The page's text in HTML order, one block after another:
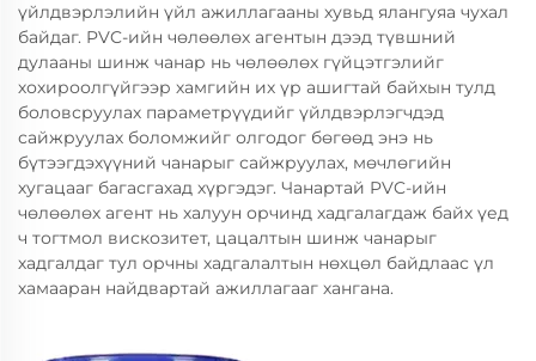
үйлдвэрлэлийн үйл ажиллагааны хувьд ялангуяа чухал
байдаг. PVC-ийн чөлөөлөх агентын дээд түвшний
дулааны шинж чанар нь чөлөөлөх гүйцэтгэлийг
хохироолгүйгээр хамгийн их үр ашигтай байхын тулд
боловсруулах параметрүүдийг үйлдвэрлэгчдэд
сайжруулах боломжийг олгодог бөгөөд энэ нь
бүтээгдэхүүний чанарыг сайжруулах, мөчлөгийн
хугацааг багасгахад хүргэдэг. Чанартай PVC-ийн
чөлөөлөх агент нь халуун орчинд хадгалагдаж байх үед
ч тогтмол вискозитет, цацалтын шинж чанарыг
хадгалдаг тул орчны хадгалалтын нөхцөл байдлаас үл
хамааран найдвартай ажиллагааг хангана.